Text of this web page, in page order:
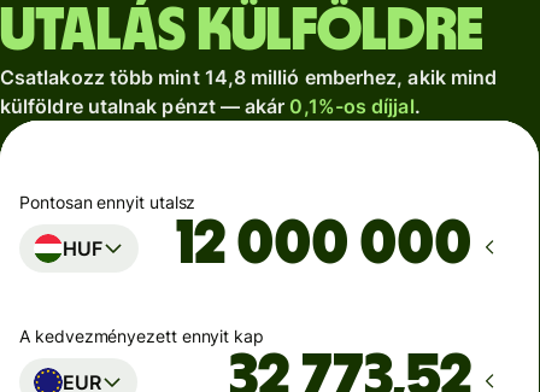
Utalás külföldre
Csatlakozz több mint 14,8 millió emberhez, akik mind
külföldre utalnak pénzt — akár 0,1%-os díjjal.
Pontosan ennyit utalsz
HUF
A kedvezményezett ennyit kap
EUR